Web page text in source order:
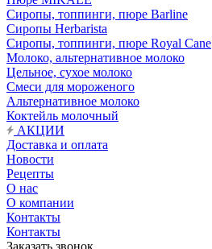
Сиропы, топпинги, пюре Barline
Сиропы Herbarista
Сиропы, топпинги, пюре Royal Cane
Молоко, альтернативное молоко
Цельное, сухое молоко
Смеси для мороженого
Альтернативное молоко
Коктейль молочный
АКЦИИ
Доставка и оплата
Новости
Рецепты
О нас
О компании
Контакты
Контакты
Заказать звонок